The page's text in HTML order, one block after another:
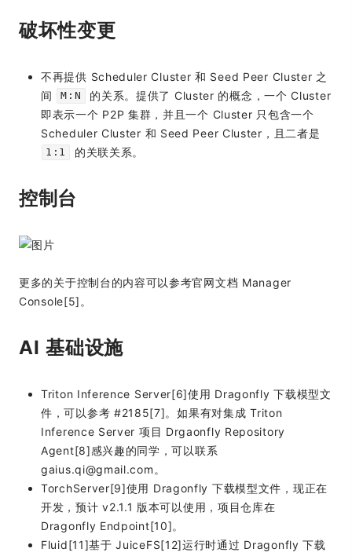
破坏性变更
不再提供 Scheduler Cluster 和 Seed Peer Cluster 之
间
M:N
的关系。提供了 Cluster 的概念，一个 Cluster
即表示一个 P2P 集群，并且一个 Cluster 只包含一个
Scheduler Cluster 和 Seed Peer Cluster，且二者是
1:1 的关联关系。
控制台
更多的关于控制台的内容可以参考官网文档 Manager
Console[5]。
AI 基础设施
Triton Inference Server[6]使用 Dragonfly 下载模型文
件，可以参考 #2185[7]。如果有对集成 Triton
Inference Server 项目 Drgaonfly Repository
Agent[8]感兴趣的同学，可以联系
gaius.qi@gmail.com。
TorchServer[9]使用 Dragonfly 下载模型文件，现正在
开发，预计 v2.1.1 版本可以使用，项目仓库在
Dragonfly Endpoint[10]。
Fluid[11]基于 JuiceFS[12]运行时通过 Dragonfly 下载